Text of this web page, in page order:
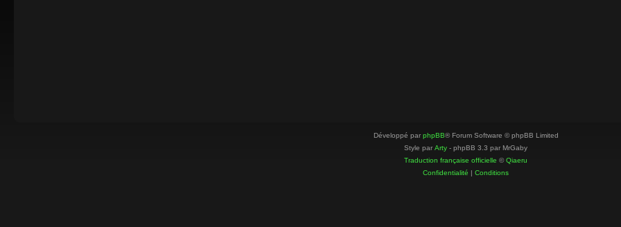
Développé par phpBB® Forum Software © phpBB Limited
Style par Arty - phpBB 3.3 par MrGaby
Traduction française officielle ©Qiaeru
Confidentialité | Conditions